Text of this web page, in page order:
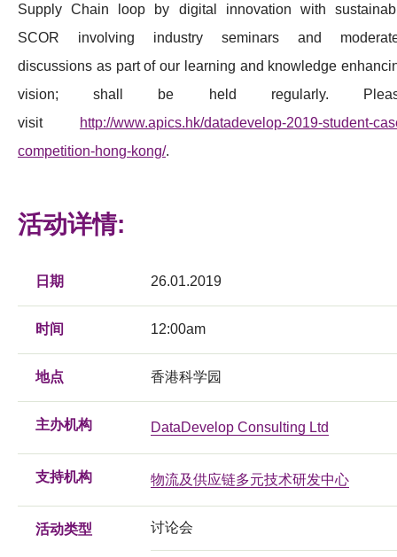
Supply Chain loop by digital innovation with
SCOR involving industry seminars and
discussions as part of our learning and knowledge
vision; shall be held regularly.
visit
http://www.apics.hk/datadevelop-2019-student-
competition-hong-kong/.
活动详情:
日期 26.01.2019
时间 12:00am
地点 香港科学园
主办机构 DataDevelop Consulting Ltd
支持机构 物流及供应链多元技术研发中心
活动类型 讨论会